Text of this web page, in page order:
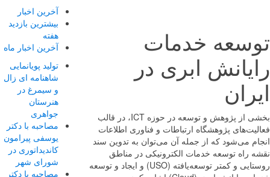
خدمات
ابری در
بخشی از پژوهش و توسعه در حوزه ICT، در قالب
پژوهشگاه ارتباطات و فناوری اطلاعات
می‌شود که از جمله آن می‌توان به تدوین سند
راه توسعه خدمات الکترونیکی در مناطق
روستایی و کمتر توسعه‌یافته (USO) و ایجاد و توسعه
آخرین اخبار
بیشترین بازدید
هفته
آخرین اخبار ماه
تولید پویانمایی
شاهنامه ای زال
و سیمرغ در
هنرستان
جواهری
مصاحبه با دکتر
یوسفی پیرامون
کاندیداتوری در
شورای شهر
مصاحبه با دکتر